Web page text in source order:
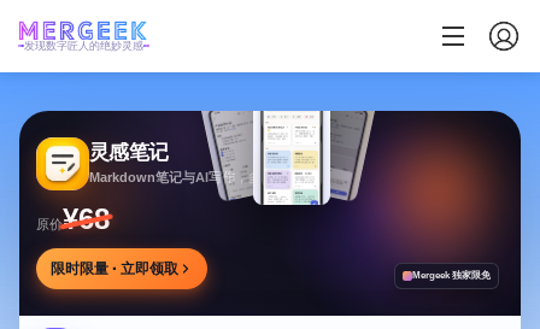
发现数字匠人的绝妙灵感
灵感笔记
Markdown笔记与AI写作，多方式整理同步笔记
原价¥68
限时限量 · 立即领取 Mergeek 独家限免